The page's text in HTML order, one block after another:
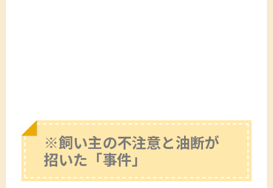
※飼い主の不注意と油断が
招いた「事件」